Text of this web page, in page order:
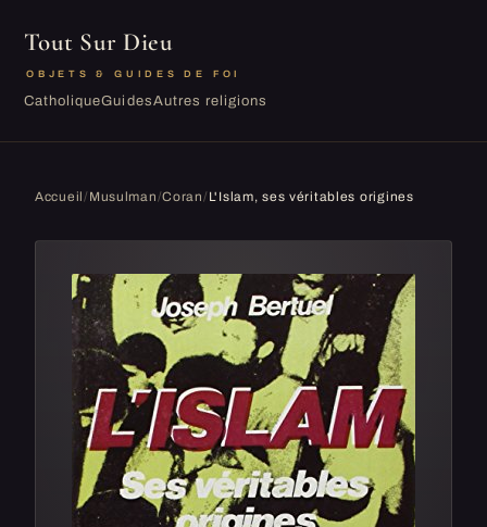
Tout Sur Dieu
OBJETS & GUIDES DE FOI
CatholiqueGuidesAutres religions
Accueil/ Musulman/Coran/ L'Islam, ses véritables origines